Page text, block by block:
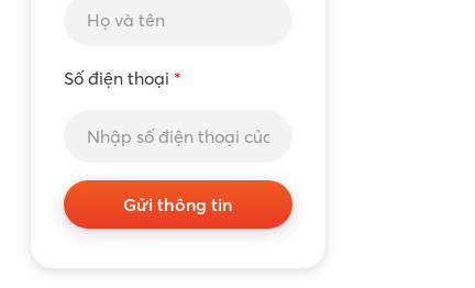
Số điện thoại *
Gửi thông tin